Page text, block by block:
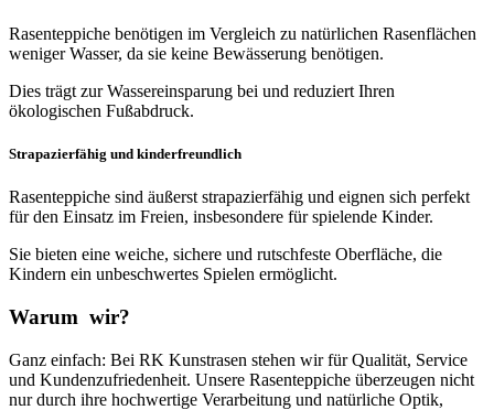
Rasenteppiche benötigen im Vergleich zu natürlichen Rasenflächen
weniger Wasser, da sie keine Bewässerung benötigen.
Dies trägt zur Wassereinsparung bei und reduziert Ihren
ökologischen Fußabdruck.
Strapazierfähig und kinderfreundlich
Rasenteppiche sind äußerst strapazierfähig und eignen sich perfekt
für den Einsatz im Freien, insbesondere für spielende Kinder.
Sie bieten eine weiche, sichere und rutschfeste Oberfläche, die
Kindern ein unbeschwertes Spielen ermöglicht.
Warum wir?
Ganz einfach: Bei RK Kunstrasen stehen wir für Qualität, Service
und Kundenzufriedenheit. Unsere Rasenteppiche überzeugen nicht
nur durch ihre hochwertige Verarbeitung und natürliche Optik,